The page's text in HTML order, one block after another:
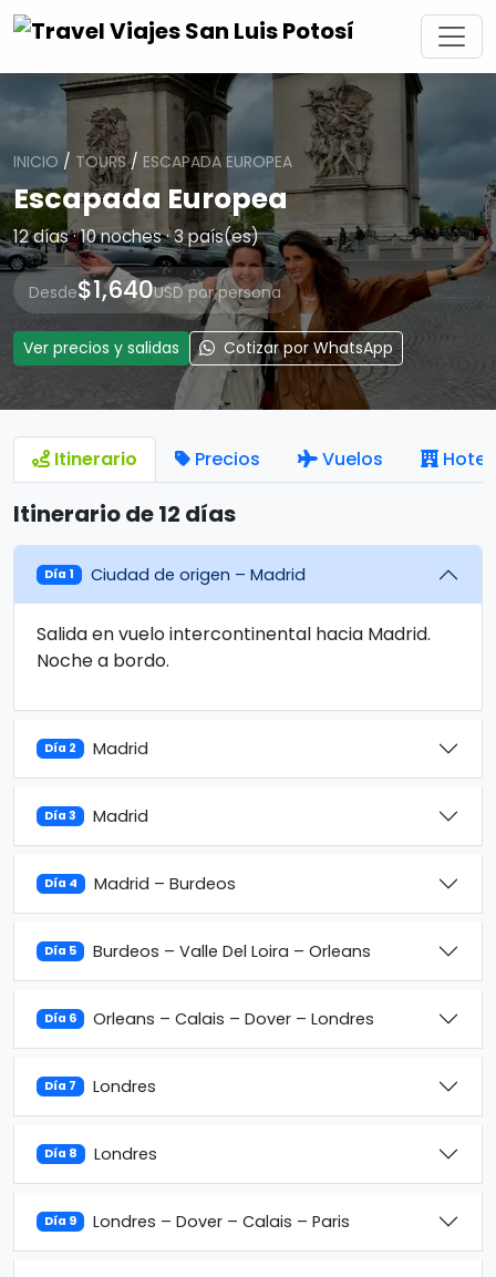
INICIO / TOURS/ ESCAPADA EUROPEA
Escapada Europea
12 días · 10 noches · 3 país(es)
Desde$1,640USD por persona
Ver precios y salidas Cotizar por WhatsApp
Itinerario Precios Vuelos
Itinerario de 12 días
Día 1 Ciudad de origen – Madrid
Salida en vuelo intercontinental hacia Madrid.
Noche a bordo.
Día 2 Madrid
Día 3 Madrid
Día 4 Madrid – Burdeos
Día 5 Burdeos – Valle Del Loira – Orleans
Día 6 Orleans – Calais – Dover – Londres
Día 7 Londres
Día 8 Londres
Día 9 Londres – Dover – Calais – Paris